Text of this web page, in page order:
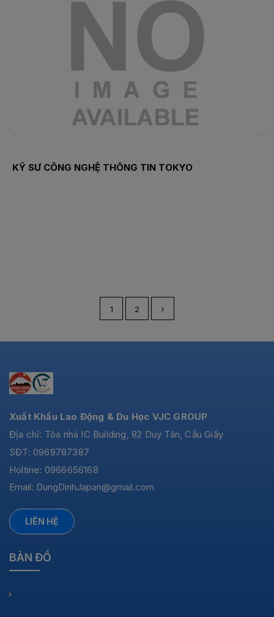
KỸ SƯ CÔNG NGHỆ THÔNG TIN TOKYO
1 2
Xuất Khẩu Lao Động & Du Học VJC GROUP
Địa chỉ: Tòa nhà IC Building, 82 Duy Tân, Cầu Giấy
SĐT: 0969787387
Holtine: 0966656168
Email: DungDinhJapan@gmail.com
LIÊN HỆ
BẢN ĐỒ